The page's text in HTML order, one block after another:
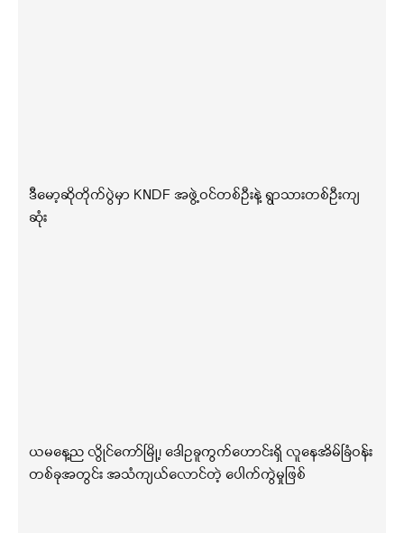
ဒီမော့ဆိုတိုက်ပွဲမှာ KNDF အဖွဲ့ဝင်တစ်ဦးနဲ့ ရွာသားတစ်ဦးကျ
ဆုံး
ယမနေ့ည လွိုင်ကော်မြို့၊ ဒေါဥခူကွက်ဟောင်းရှိ လူနေအိမ်ခြံဝန်း
တစ်ခုအတွင်း အသံကျယ်လောင်တဲ့ ပေါက်ကွဲမှုဖြစ်